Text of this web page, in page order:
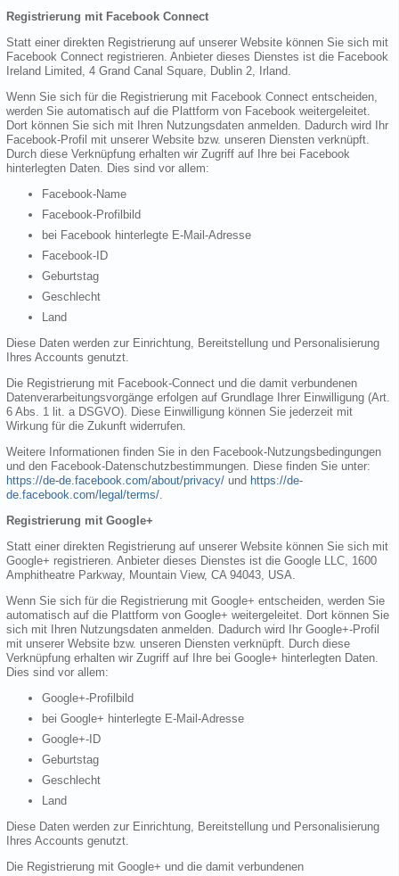
Registrierung mit Facebook Connect
Statt einer direkten Registrierung auf unserer Website können Sie sich mit
Facebook Connect registrieren. Anbieter dieses Dienstes ist die Facebook
Ireland Limited, 4 Grand Canal Square, Dublin 2, Irland.
Wenn Sie sich für die Registrierung mit Facebook Connect entscheiden,
werden Sie automatisch auf die Plattform von Facebook weitergeleitet.
Dort können Sie sich mit Ihren Nutzungsdaten anmelden. Dadurch wird Ihr
Facebook-Profil mit unserer Website bzw. unseren Diensten verknüpft.
Durch diese Verknüpfung erhalten wir Zugriff auf Ihre bei Facebook
hinterlegten Daten. Dies sind vor allem:
Facebook-Name
Facebook-Profilbild
bei Facebook hinterlegte E-Mail-Adresse
Facebook-ID
Geburtstag
Geschlecht
Land
Diese Daten werden zur Einrichtung, Bereitstellung und Personalisierung
Ihres Accounts genutzt.
Die Registrierung mit Facebook-Connect und die damit verbundenen
Datenverarbeitungsvorgänge erfolgen auf Grundlage Ihrer Einwilligung (Art.
6 Abs. 1 lit. a DSGVO). Diese Einwilligung können Sie jederzeit mit
Wirkung für die Zukunft widerrufen.
Weitere Informationen finden Sie in den Facebook-Nutzungsbedingungen
und den Facebook-Datenschutzbestimmungen. Diese finden Sie unter:
https://de-de.facebook.com/about/privacy/ und https://de-
de.facebook.com/legal/terms/.
Registrierung mit Google+
Statt einer direkten Registrierung auf unserer Website können Sie sich mit
Google+ registrieren. Anbieter dieses Dienstes ist die Google LLC, 1600
Amphitheatre Parkway, Mountain View, CA 94043, USA.
Wenn Sie sich für die Registrierung mit Google+ entscheiden, werden Sie
automatisch auf die Plattform von Google+ weitergeleitet. Dort können Sie
sich mit Ihren Nutzungsdaten anmelden. Dadurch wird Ihr Google+-Profil
mit unserer Website bzw. unseren Diensten verknüpft. Durch diese
Verknüpfung erhalten wir Zugriff auf Ihre bei Google+ hinterlegten Daten.
Dies sind vor allem:
Google+-Profilbild
bei Google+ hinterlegte E-Mail-Adresse
Google+-ID
Geburtstag
Geschlecht
Land
Diese Daten werden zur Einrichtung, Bereitstellung und Personalisierung
Ihres Accounts genutzt.
Die Registrierung mit Google+ und die damit verbundenen